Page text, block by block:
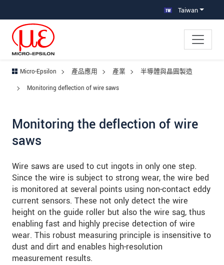
Taiwan
Micro-Epsilon 產品應用 產業
半導體與晶圓製造
Monitoring deflection of wire saws
Monitoring the deflection of wire
saws
Wire saws are used to cut ingots in only one step.
Since the wire is subject to strong wear, the wire bed
is monitored at several points using non-contact eddy
current sensors. These not only detect the wire
height on the guide roller but also the wire sag, thus
enabling fast and highly precise detection of wire
wear. This robust measuring principle is insensitive to
dust and dirt and enables high-resolution
measurement results.